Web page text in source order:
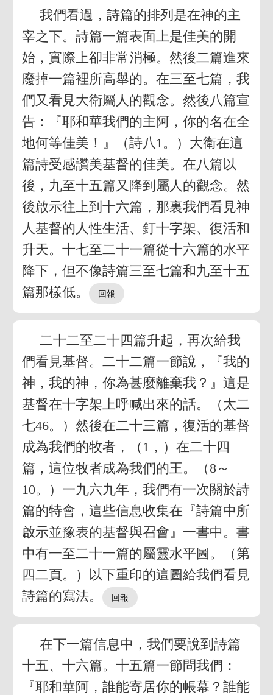
我們看過，詩篇的排列是在神的主
宰之下。詩篇一篇表面上是佳美的開
始，實際上卻非常消極。然後二篇進來
廢掉一篇裡所高舉的。在三至七篇，我
們又看見大衛屬人的觀念。然後八篇宣
告：『耶和華我們的主阿，你的名在全
地何等佳美！』（詩八1。）大衛在這
篇詩受感讚美基督的佳美。在八篇以
後，九至十五篇又降到屬人的觀念。然
後啟示往上到十六篇，那裏我們看見神
人基督的人性生活、釘十字架、復活和
升天。十七至二十一篇從十六篇的水平
降下，但不像詩篇三至七篇和九至十五
篇那樣低。
二十二至二十四篇升起，再次給我
們看見基督。二十二篇一節說，『我的
神，我的神，你為甚麼離棄我？』這是
基督在十字架上呼喊出來的話。（太二
七46。）然後在二十三篇，復活的基督
成為我們的牧者，（1，）在二十四
篇，這位牧者成為我們的王。（8～
10。）一九六九年，我們有一次關於詩
篇的特會，這些信息收集在『詩篇中所
啟示並豫表的基督與召會』一書中。書
中有一至二十一篇的屬靈水平圖。（第
四二頁。）以下重印的這圖給我們看見
詩篇的寫法。
在下一篇信息中，我們要說到詩篇
十五、十六篇。十五篇一節問我們：
『耶和華阿，誰能寄居你的帳幕？誰能